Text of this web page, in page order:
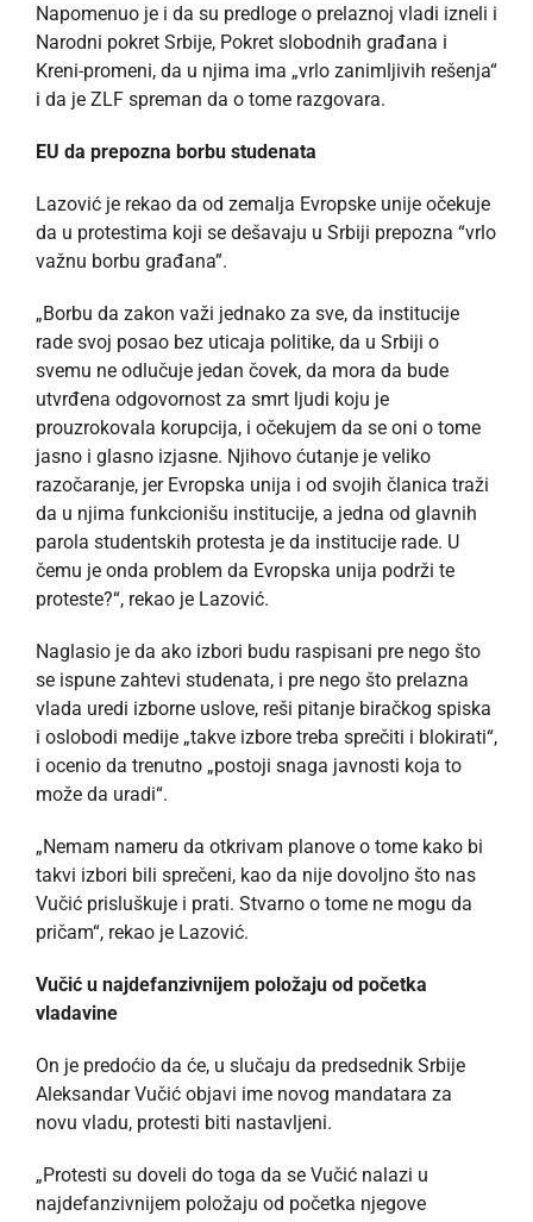
Napomenuo je i da su predloge o prelaznoj vladi izneli i
Narodni pokret Srbije, Pokret slobodnih građana i
Kreni-promeni, da u njima ima „vrlo zanimljivih rešenja“
i da je ZLF spreman da o tome razgovara.
EU da prepozna borbu studenata
Lazović je rekao da od zemalja Evropske unije očekuje
da u protestima koji se dešavaju u Srbiji prepozna “vrlo
važnu borbu građana”.
„Borbu da zakon važi jednako za sve, da institucije
rade svoj posao bez uticaja politike, da u Srbiji o
svemu ne odlučuje jedan čovek, da mora da bude
utvrđena odgovornost za smrt ljudi koju je
prouzrokovala korupcija, i očekujem da se oni o tome
jasno i glasno izjasne. Njihovo ćutanje je veliko
razočaranje, jer Evropska unija i od svojih članica traži
da u njima funkcionišu institucije, a jedna od glavnih
parola studentskih protesta je da institucije rade. U
čemu je onda problem da Evropska unija podrži te
proteste?“, rekao je Lazović.
Naglasio je da ako izbori budu raspisani pre nego što
se ispune zahtevi studenata, i pre nego što prelazna
vlada uredi izborne uslove, reši pitanje biračkog spiska
i oslobodi medije „takve izbore treba sprečiti i blokirati“,
i ocenio da trenutno „postoji snaga javnosti koja to
može da uradi“.
„Nemam nameru da otkrivam planove o tome kako bi
takvi izbori bili sprečeni, kao da nije dovoljno što nas
Vučić prisluškuje i prati. Stvarno o tome ne mogu da
pričam“, rekao je Lazović.
Vučić u najdefanzivnijem položaju od početka
vladavine
On je predoćio da će, u slučaju da predsednik Srbije
Aleksandar Vučić objavi ime novog mandatara za
novu vladu, protesti biti nastavljeni.
„Protesti su doveli do toga da se Vučić nalazi u
najdefanzivnijem položaju od početka njegove